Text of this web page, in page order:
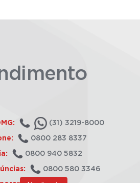
(31) 3219-8000
0800 283 8337
0800 940 5832
0800 580 3346